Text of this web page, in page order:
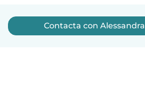
Contacta con Alessandra